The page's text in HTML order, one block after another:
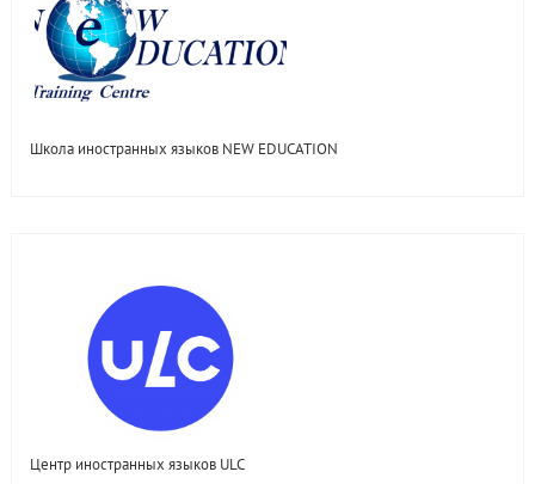
Школа иностранных языков NEW EDUCATION
Центр иностранных языков ULC